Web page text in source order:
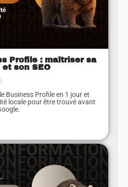
Profile : maîtriser sa
son SEO
Business Profile en 1 jour et
locale pour être trouvé avant